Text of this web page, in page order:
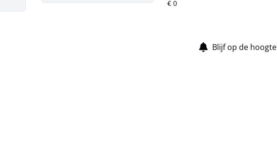
Blijf op de hoogte